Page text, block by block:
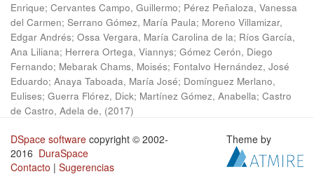
Enrique; Cervantes Campo, Guillermo; Pérez Peñaloza, Vanessa
del Carmen; Serrano Gómez, María Paula; Moreno Villamizar,
Edgar Andrés; Ossa Vergara, María Carolina de la; Ríos García,
Ana Liliana; Herrera Ortega, Viannys; Gómez Cerón, Diego
Fernando; Mebarak Chams, Moisés; Fontalvo Hernández, José
Eduardo; Anaya Taboada, María José; Domínguez Merlano,
Eulises; Guerra Flórez, Dick; Martínez Gómez, Anabella; Castro
de Castro, Adela de, (2017)
DSpace software copyright © 2002-
2016 DuraSpace
Contacto | Sugerencias
Theme by